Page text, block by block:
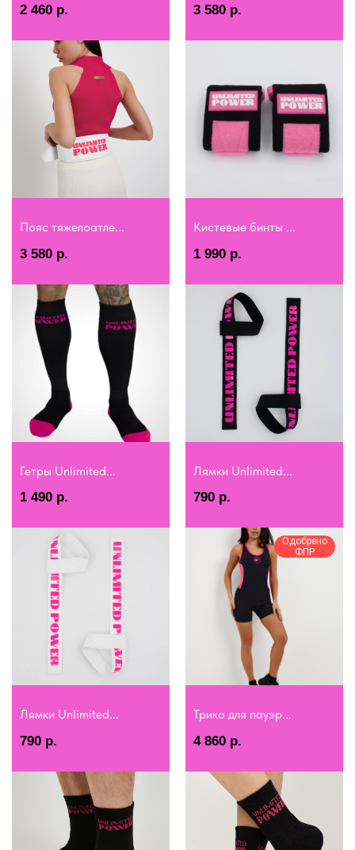
2 460 р.
3 580 р.
Пояс тяжелоатле...
3 580 р.
Кистевые бинты ...
1 990 р.
Гетры Unlimited...
1 490 р.
Лямки Unlimited...
790 р.
Лямки Unlimited...
790 р.
Одобрено
ФПР
Трико для пауэр...
4 860 р.